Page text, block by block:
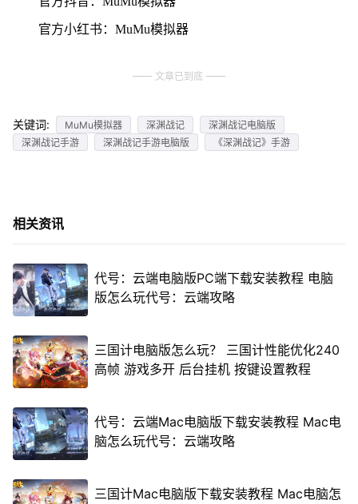
官方小红书：MuMu模拟器
文章已到底
关键词: MuMu模拟器 深渊战记
深渊战记电脑版
深渊战记手游
深渊战记手游电脑版 《深渊战记》手游
相关资讯
代号：云端电脑版PC端下载安装教程 电脑
版怎么玩代号：云端攻略
三国计电脑版怎么玩？ 三国计性能优化240
高帧 游戏多开 后台挂机 按键设置教程
代号：云端Mac电脑版下载安装教程 Mac电
脑怎么玩代号：云端攻略
三国计Mac电脑版下载安装教程 Mac电脑怎